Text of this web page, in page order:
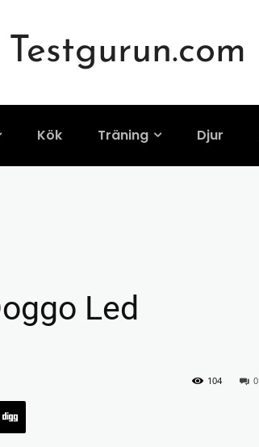
Testgurun.com
Kök Träning Djur
Led
0
104